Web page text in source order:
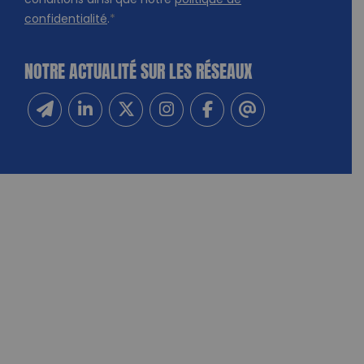
confidentialité.*
NOTRE ACTUALITÉ SUR LES RÉSEAUX